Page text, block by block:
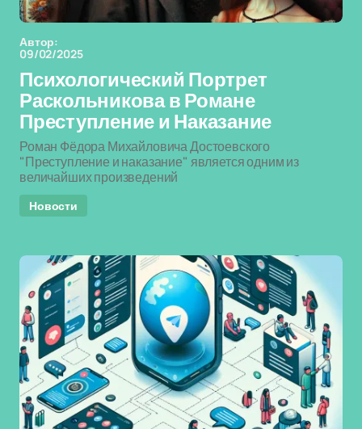
Автор:
09/02/2025
Психологический Портрет
Раскольникова в Романе
Преступление и Наказание
Роман Фёдора Михайловича Достоевского
"Преступление и наказание" является одним из
величайших произведений
Новости